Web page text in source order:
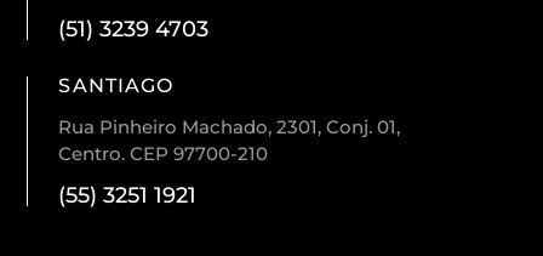
(51) 3239 4703
SANTIAGO
Rua Pinheiro Machado, 2301, Conj. 01,
Centro. CEP 97700-210
(55) 3251 1921